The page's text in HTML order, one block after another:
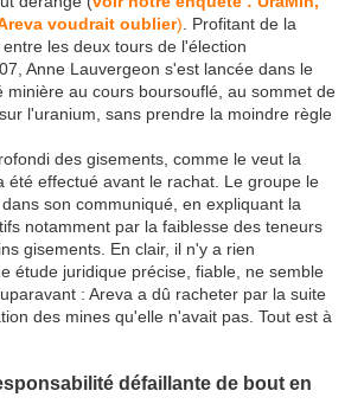
voudrait oublier) . Profitant de la
les deux tours de l'élection
Anne Lauvergeon s'est lancée dans le
minière au cours boursouflé, au sommet de
l'uranium, sans prendre la moindre règle
des gisements, comme le veut la
été effectué avant le rachat. Le groupe le
son communiqué, en expliquant la
notamment par la faiblesse des teneurs
gisements. En clair, il n'y a rien
étude juridique précise, fiable, ne semble
: Areva a dû racheter par la suite
des mines qu'elle n'avait pas. Tout est à
défaillante de bout en